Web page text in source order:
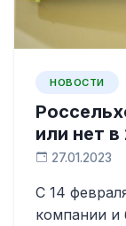
НОВОСТИ
или нет в
27.01.2023
С 14
компании и